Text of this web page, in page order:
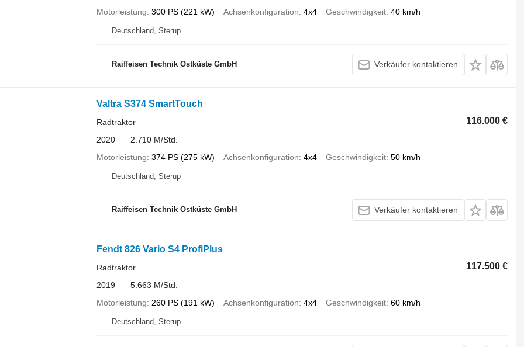
Motorleistung 300 PS (221 kW) Achsenkonfiguration 4x4 Geschwindigkeit 40 km/h
Deutschland, Sterup
Raiffeisen Technik Ostküste GmbH Verkäufer kontaktieren
Valtra S374 SmartTouch
116.000 €
Radtraktor
2020
2.710 M/Std.
Motorleistung 374 PS (275 kW) Achsenkonfiguration 4x4 Geschwindigkeit 50 km/h
Deutschland, Sterup
Raiffeisen Technik Ostküste GmbH Verkäufer kontaktieren
Fendt 826 Vario S4 ProfiPlus
117.500 €
Radtraktor
2019
5.663 M/Std.
Motorleistung
260 PS (191 kW) Achsenkonfiguration 4x4 Geschwindigkeit 60 km/h
Deutschland, Sterup